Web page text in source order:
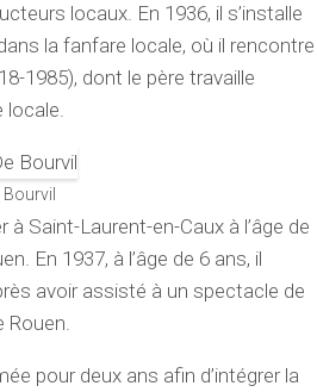
locaux. En 1936, il s’installe
la fanfare locale, où il rencontre
1985), dont le père travaille
locale.
Bourvil
Saint-Laurent-en-Caux à l’âge de
En 1937, à l’âge de 6 ans, il
avoir assisté à un spectacle de
Rouen.
pour deux ans afin d’intégrer la